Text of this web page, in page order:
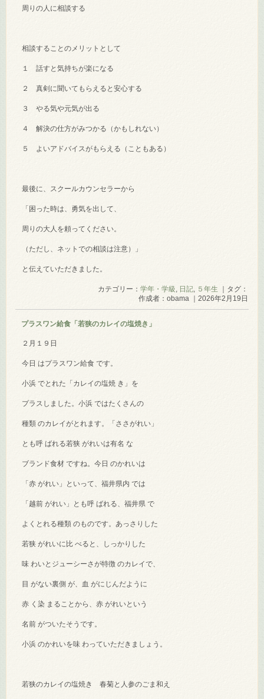
周りの人に相談する
相談することのメリットとして
１ 話すと気持ちが楽になる
２ 真剣に聞いてもらえると安心する
３ やる気や元気が出る
４ 解決の仕方がみつかる（かもしれない）
５ よいアドバイスがもらえる（こともある）
最後に、スクールカウンセラーから
「困った時は、勇気を出して、
周りの大人を頼ってください。
（ただし、ネットでの相談は注意）」
と伝えていただきました。
カテゴリー： 学年・学級 日記, ５年生 ｜タグ：
作成者：obama ｜2026年2月19日
プラスワン給食「若狭のカレイの塩焼き」
２月１９日
今日 はプラスワン給食 です。
小浜 でとれた「カレイの塩焼 き」を
プラスしました。小浜 ではたくさんの
種類 のカレイがとれます。「ささがれい」
とも呼 ばれる若狭 がれいは有名 な
ブランド食材 ですね。今日 のかれいは
「赤 がれい」といって、福井県内 では
「越前 がれい」とも呼 ばれる、福井県 で
よくとれる種類 のものです。あっさりした
若狭 がれいに比 べると、しっかりした
味 わいとジューシーさが特徴 のカレイで、
目 がない裏側 が、血 がにじんだように
赤 く染 まることから、赤 がれいという
名前 がついたそうです。
小浜 のかれいを味 わっていただきましょう。
若狭のカレイの塩焼き 春菊と人参のごま和え